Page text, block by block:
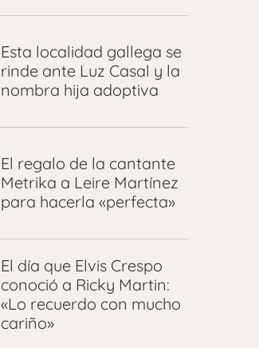
Esta localidad gallega se
rinde ante Luz Casal y la
nombra hija adoptiva
El regalo de la cantante
Metrika a Leire Martínez
para hacerla «perfecta»
El día que Elvis Crespo
conoció a Ricky Martin:
«Lo recuerdo con mucho
cariño»